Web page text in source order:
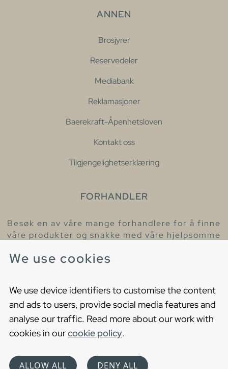
We use cookies
We use device identifiers to customise the content
and ads to users, provide social media features and
analyse our traffic. Read more about our work with
cookies in ourcookie policy.
ALLOW ALL DENY ALL
ANNEN
Brosjyrer
Reservedeler
Mediabank
Reklamasjoner
Baerekraft-Åpenhetsloven
Kontakt oss
Tilgjengelighetserklæring
FORHANDLER
Besøk en av våre mange forhandlere for å finne
våre produkter og snakke med våre hjelpsomme
Cookies
Privacy statement